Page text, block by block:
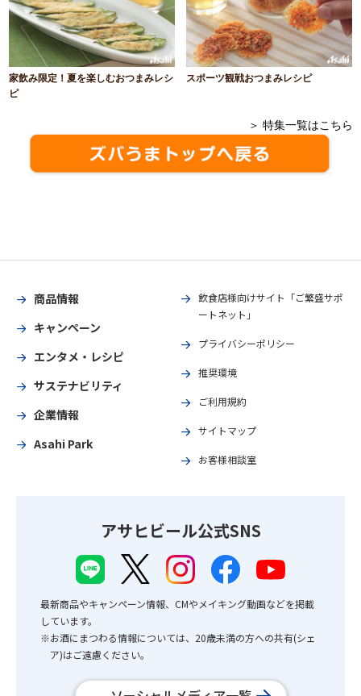
家飲み限定！夏を楽しむおつまみレシ
ピ
スポーツ観戦おつまみレシピ
＞ 特集一覧はこちら
商品情報
キャンペーン
エンタメ・レシピ
サステナビリティ
企業情報
Asahi Park
飲食店様向けサイト「ご繁盛サポ
ートネット」
プライバシーポリシー
推奨環境
ご利用規約
サイトマップ
お客様相談室
アサヒビール公式SNS
最新商品やキャンペーン情報、CMやメイキング動画などを掲載
しています。
※お酒にまつわる情報については、20歳未満の方への共有(シェ
ア)はご遠慮ください。